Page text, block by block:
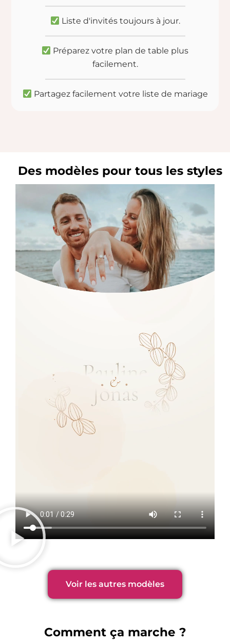
Liste d'invités toujours à jour.
Préparez votre plan de table plus
facilement.
Partagez facilement votre liste de mariage
Des modèles pour tous les styles
Voir les autres modèles
Comment ça marche ?